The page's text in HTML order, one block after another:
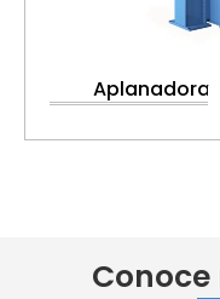
Aplanadora
Conoce